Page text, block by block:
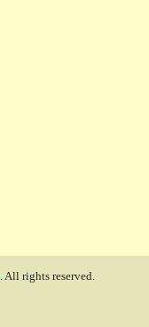
. All rights reserved.